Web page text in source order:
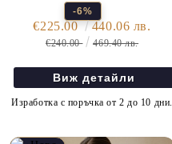
-6%
€225.00 440.06 лв.
€240.00 469.40 лв.
Виж детайли
Изработка с поръчка от 2 до 10 дни.